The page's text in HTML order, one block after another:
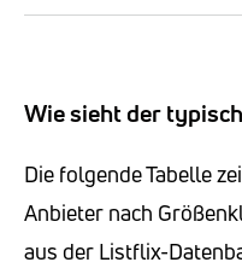
Wie sieht der
Die folgende Tabelle
Anbieter nach
aus der Listflix-